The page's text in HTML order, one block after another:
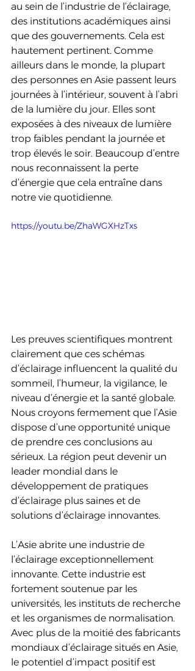
au sein de l’industrie de l’éclairage,
des institutions académiques ainsi
que des gouvernements. Cela est
hautement pertinent. Comme
ailleurs dans le monde, la plupart
des personnes en Asie passent leurs
journées à l’intérieur, souvent à l’abri
de la lumière du jour. Elles sont
exposées à des niveaux de lumière
trop faibles pendant la journée et
trop élevés le soir. Beaucoup d’entre
nous reconnaissent la perte
d’énergie que cela entraîne dans
notre vie quotidienne.
https://youtu.be/ZhaWGXHzTxs
Les preuves scientifiques montrent
clairement que ces schémas
d’éclairage influencent la qualité du
sommeil, l’humeur, la vigilance, le
niveau d’énergie et la santé globale.
Nous croyons fermement que l’Asie
dispose d’une opportunité unique
de prendre ces conclusions au
sérieux. La région peut devenir un
leader mondial dans le
développement de pratiques
d’éclairage plus saines et de
solutions d’éclairage innovantes.
L’Asie abrite une industrie de
l’éclairage exceptionnellement
innovante. Cette industrie est
fortement soutenue par les
universités, les instituts de recherche
et les organismes de normalisation.
Avec plus de la moitié des fabricants
mondiaux d’éclairage situés en Asie,
le potentiel d’impact positif est